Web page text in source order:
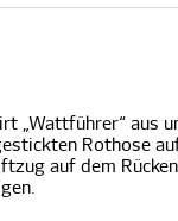
„Wattführer“ aus
Rothose
auf dem